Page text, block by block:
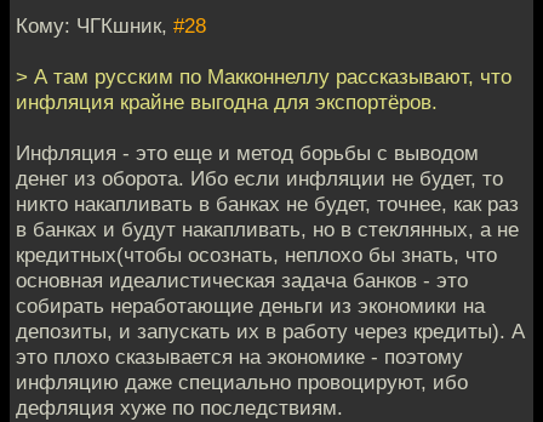
Кому: ЧГКшник, #28
> А там русским по Макконнеллу рассказывают, что
инфляция крайне выгодна для экспортёров.
Инфляция - это еще и метод борьбы с выводом
денег из оборота. Ибо если инфляции не будет, то
никто накапливать в банках не будет, точнее, как раз
в банках и будут накапливать, но в стеклянных, а не
кредитных(чтобы осознать, неплохо бы знать, что
основная идеалистическая задача банков - это
собирать неработающие деньги из экономики на
депозиты, и запускать их в работу через кредиты). А
это плохо сказывается на экономике - поэтому
инфляцию даже специально провоцируют, ибо
дефляция хуже по последствиям.